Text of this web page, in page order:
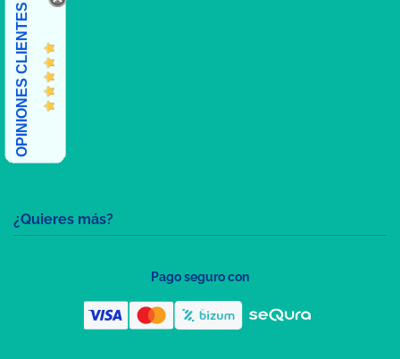
¿Quieres más?
OPINIONES CLIENTES
Pago seguro con